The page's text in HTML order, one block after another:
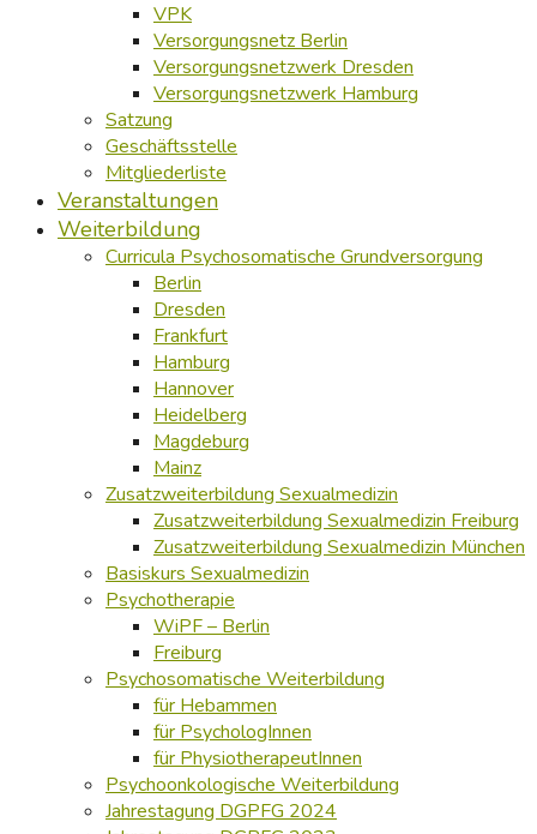
VPK
Versorgungsnetz Berlin
Versorgungsnetzwerk Dresden
Versorgungsnetzwerk Hamburg
Satzung
Geschäftsstelle
Mitgliederliste
Veranstaltungen
Weiterbildung
Curricula Psychosomatische Grundversorgung
Berlin
Dresden
Frankfurt
Hamburg
Hannover
Heidelberg
Magdeburg
Mainz
Zusatzweiterbildung Sexualmedizin
Zusatzweiterbildung Sexualmedizin Freiburg
Zusatzweiterbildung Sexualmedizin München
Basiskurs Sexualmedizin
Psychotherapie
WiPF – Berlin
Freiburg
Psychosomatische Weiterbildung
für Hebammen
für PsychologInnen
für PhysiotherapeutInnen
Psychoonkologische Weiterbildung
Jahrestagung DGPFG 2024